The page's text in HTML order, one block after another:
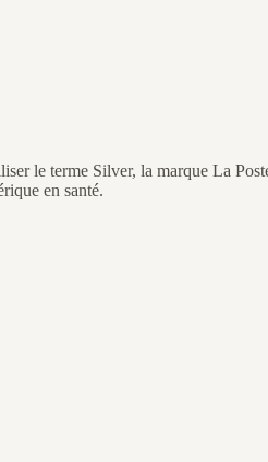
le terme Silver, la marque La
en santé.